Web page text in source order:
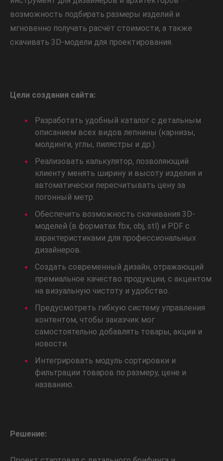
возможность подбирать размеры изделий и
мгновенно получать расчёт стоимости, а также
скачивать 3D-модели для проектирования.
Цели создания сайта:
Разработать удобный каталог с детальным
описанием всех видов лепнины (карнизы,
молдинги, углы, пилястры и др.).
Реализовать калькулятор, позволяющий
клиенту менять ширину и высоту изделия и
автоматически пересчитывать цену за
погонный метр.
Обеспечить возможность скачивания 3D-
моделей (в форматах fbx, obj, stl) и PDF с
характеристиками для профессиональных
дизайнеров.
Создать современный дизайн, отражающий
премиальное качество продукции, с акцентом
на визуальную чистоту и удобство.
Предусмотреть гибкую систему управления
контентом, чтобы заказчик мог
самостоятельно добавлять товары, акции и
новости.
Интегрировать модуль сортировки и
фильтрации товаров по размеру, цене и
названию.
Решение: